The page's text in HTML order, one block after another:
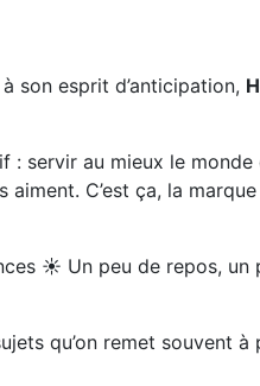
son esprit d’anticipation,
: servir au mieux le monde
aiment. C’est ça, la
☀️ Un peu de repos, un
qu’on remet souvent à